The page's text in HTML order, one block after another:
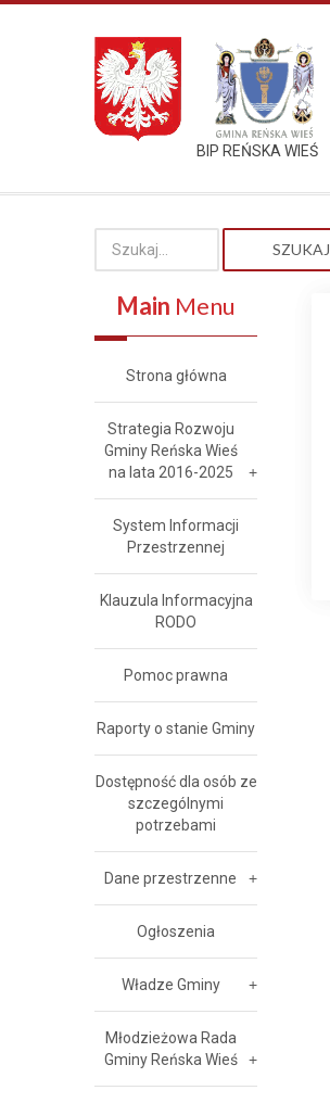
BIP REŃSKA WIEŚ
SZUKAJ
Main Menu
Strona główna
Strategia Rozwoju
Gminy Reńska Wieś
na lata 2016-2025
System Informacji
Przestrzennej
Klauzula Informacyjna
RODO
Pomoc prawna
Raporty o stanie Gminy
Dostępność dla osób ze
szczególnymi
potrzebami
Dane przestrzenne
Ogłoszenia
Władze Gminy
Młodzieżowa Rada
Gminy Reńska Wieś